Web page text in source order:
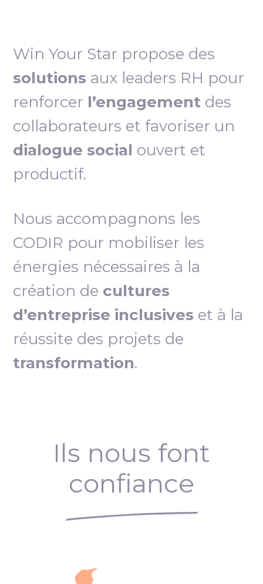
Win Your Star propose des
solutions aux leaders RH pour
renforcer l’engagement des
collaborateurs et favoriser un
dialogue social ouvert et
productif.
Nous accompagnons les
CODIR pour mobiliser les
énergies nécessaires à la
création de cultures
d’entreprise inclusives et à la
réussite des projets de
transformation.
Ils nous font
confiance